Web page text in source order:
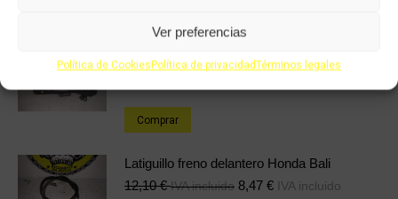
Ver preferencias
Política de CookiesPolítica de privacidadTérminos legales
24,08€ IVA incluido 16,86€ IVA incluido
Comprar
Latiguillo freno delantero Honda Bali
12,10€ IVA incluido 8,47 € IVA incluido